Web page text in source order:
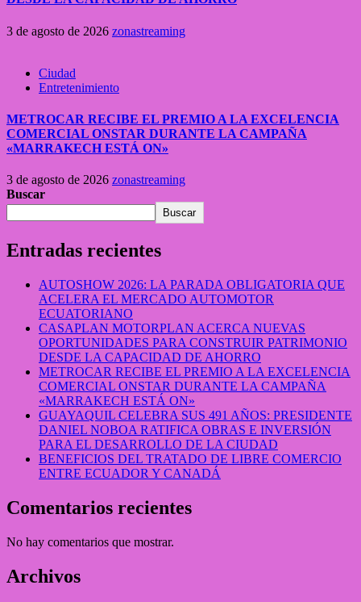
3 de agosto de 2026 zonastreaming
Ciudad
Entretenimiento
METROCAR RECIBE EL PREMIO A LA EXCELENCIA
COMERCIAL ONSTAR DURANTE LA CAMPAÑA
«MARRAKECH ESTÁ ON»
3 de agosto de 2026 zonastreaming
Buscar
Buscar
Entradas recientes
AUTOSHOW 2026: LA PARADA OBLIGATORIA QUE
ACELERA EL MERCADO AUTOMOTOR
ECUATORIANO
CASAPLAN MOTORPLAN ACERCA NUEVAS
OPORTUNIDADES PARA CONSTRUIR PATRIMONIO
DESDE LA CAPACIDAD DE AHORRO
METROCAR RECIBE EL PREMIO A LA EXCELENCIA
COMERCIAL ONSTAR DURANTE LA CAMPAÑA
«MARRAKECH ESTÁ ON»
GUAYAQUIL CELEBRA SUS 491 AÑOS: PRESIDENTE
DANIEL NOBOA RATIFICA OBRAS E INVERSIÓN
PARA EL DESARROLLO DE LA CIUDAD
BENEFICIOS DEL TRATADO DE LIBRE COMERCIO
ENTRE ECUADOR Y CANADÁ
Comentarios recientes
No hay comentarios que mostrar.
Archivos